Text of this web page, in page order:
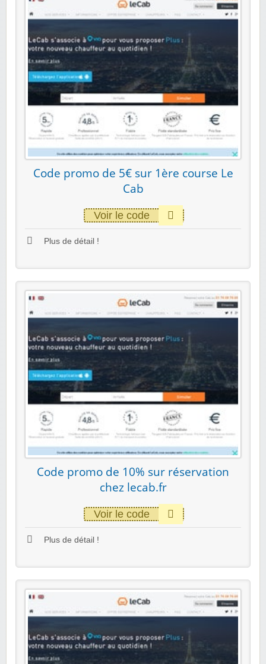
Code promo de 5€ sur 1ère course Le
Cab
Voir le code
Plus de détail !
Code promo de 10% sur réservation
chez lecab.fr
Voir le code
Plus de détail !